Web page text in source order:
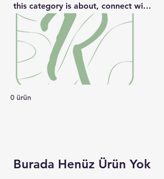
this category is about, connect with
your audience and draw attention to
your products.
0 ürün
Burada Henüz Ürün Yok